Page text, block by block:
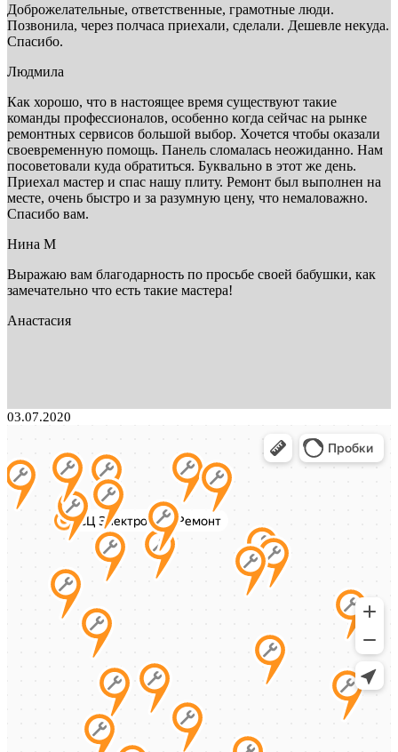
Доброжелательные, ответственные, грамотные люди.
Позвонила, через полчаса приехали, сделали. Дешевле некуда.
Спасибо.
Людмила
Как хорошо, что в настоящее время существуют такие
команды профессионалов, особенно когда сейчас на рынке
ремонтных сервисов большой выбор. Хочется чтобы оказали
своевременную помощь. Панель сломалась неожиданно. Нам
посоветовали куда обратиться. Буквально в этот же день.
Приехал мастер и спас нашу плиту. Ремонт был выполнен на
месте, очень быстро и за разумную цену, что немаловажно.
Спасибо вам.
Нина М
Выражаю вам благодарность по просьбе своей бабушки, как
замечательно что есть такие мастера!
Анастасия
03.07.2020